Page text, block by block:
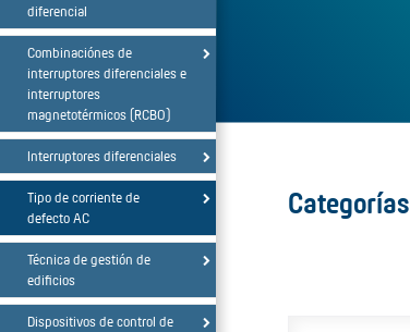
diferencial
Combinaciónes de
interruptores diferenciales e
interruptores
magnetotérmicos (RCBO)
Interruptores diferenciales
Tipo de corriente de
defecto AC
Técnica de gestión de
edificios
Dispositivos de control de
Categorías